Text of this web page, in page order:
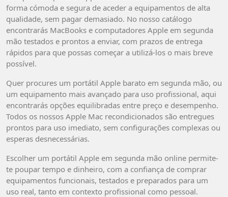
forma cómoda e segura de aceder a equipamentos de alta
qualidade, sem pagar demasiado. No nosso catálogo
encontrarás MacBooks e computadores Apple em segunda
mão testados e prontos a enviar, com prazos de entrega
rápidos para que possas começar a utilizá-los o mais breve
possível.
Quer procures um portátil Apple barato em segunda mão, ou
um equipamento mais avançado para uso profissional, aqui
encontrarás opções equilibradas entre preço e desempenho.
Todos os nossos Apple Mac recondicionados são entregues
prontos para uso imediato, sem configurações complexas ou
esperas desnecessárias.
Escolher um portátil Apple em segunda mão online permite-
te poupar tempo e dinheiro, com a confiança de comprar
equipamentos funcionais, testados e preparados para um
uso real, tanto em contexto profissional como pessoal.